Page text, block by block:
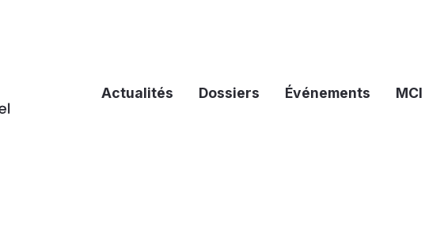
Actualités Dossiers Événements MCI